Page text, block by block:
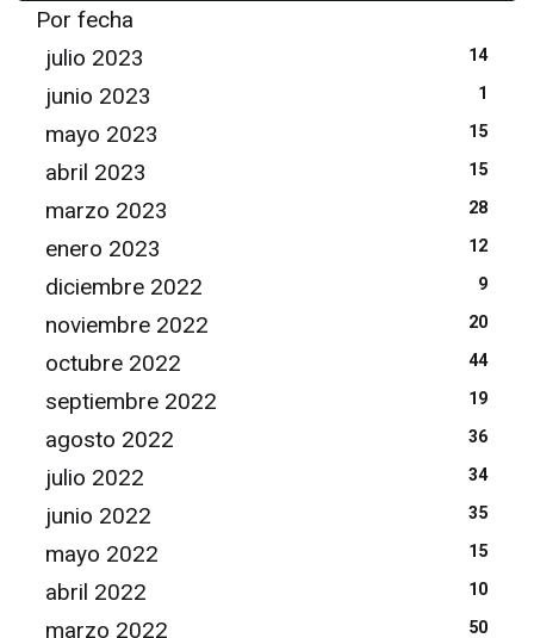
Por fecha
julio 2023
14
junio 2023 1
mayo 2023 15
abril 2023 15
marzo 2023 28
enero 2023 12
diciembre 2022 9
noviembre 2022 20
octubre 2022 44
septiembre 2022 19
agosto 2022 36
julio 2022 34
junio 2022 35
mayo 2022 15
abril 2022 10
marzo 2022 50